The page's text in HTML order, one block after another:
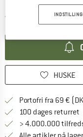
Artiklen er p.t. desværre
HUSKE
Portofri fra 69 €
100 dages returret
> 4.000.000